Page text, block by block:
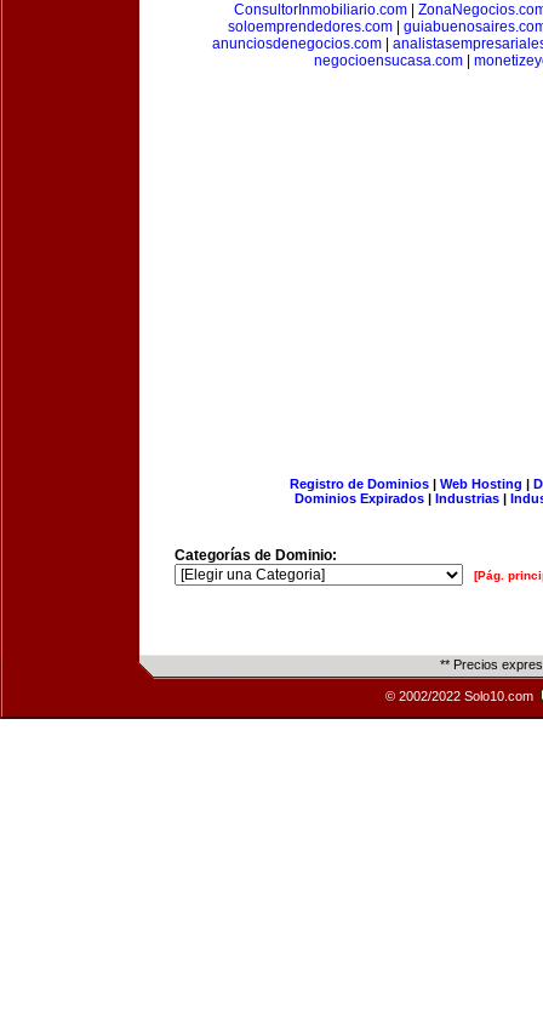
ConsultorInmobiliario.com|
soloemprendedores.com|
anunciosdenegocios.com|
negocioensucasa.com|
Registro de Dominios| Web Hosting |
Dominios Expirados | Industrias |
Categorías de Dominio:
[Pág.
** Precios
© 2002/2022 Solo10.com